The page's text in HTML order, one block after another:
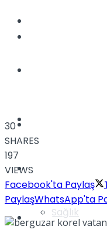
Sağlık
Türkiye
Müzik
30
SHARES
197
VIEWS
Facebook'ta Paylaş
PaylaşWhatsApp'ta